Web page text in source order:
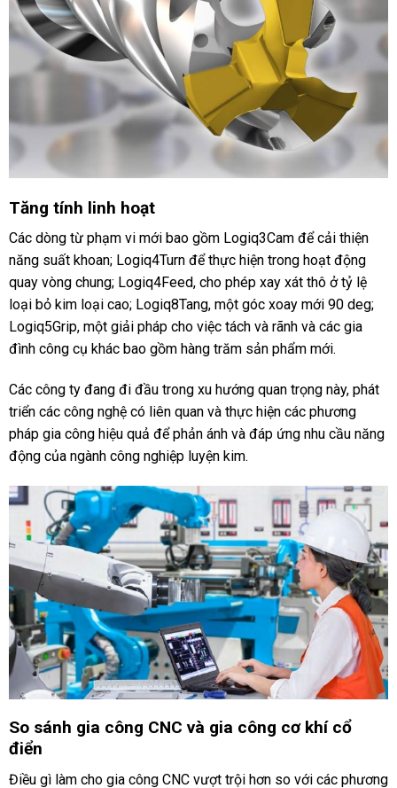
Tăng tính linh hoạt
Các dòng từ phạm vi mới bao gồm Logiq3Cam để cải thiện
năng suất khoan; Logiq4Turn để thực hiện trong hoạt động
quay vòng chung; Logiq4Feed, cho phép xay xát thô ở tỷ lệ
loại bỏ kim loại cao; Logiq8Tang, một góc xoay mới 90 deg;
Logiq5Grip, một giải pháp cho việc tách và rãnh và các gia
đình công cụ khác bao gồm hàng trăm sản phẩm mới.
Các công ty đang đi đầu trong xu hướng quan trọng này, phát
triển các công nghệ có liên quan và thực hiện các phương
pháp gia công hiệu quả để phản ánh và đáp ứng nhu cầu năng
động của ngành công nghiệp luyện kim.
So sánh gia công CNC và gia công cơ khí cổ
điển
Điều gì làm cho gia công CNC vượt trội hơn so với các phương